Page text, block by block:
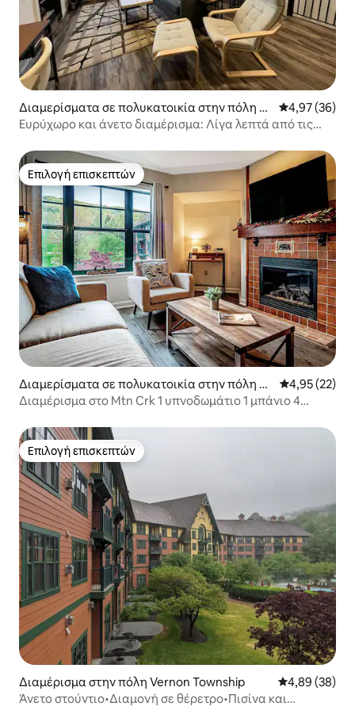
Διαμερίσματα σε πολυκατοικία στην πόλη V
ernon Township
Μέση
4,97 (36)
Ευρύχωρο και άνετο διαμέρισμα: Λίγα λεπτά από τις
Επιλογή επισκεπτών
Επιλογή επισκεπτών
Διαμερίσματα σε πολυκατοικία στην πόλη Ve
rnon Township
Μέση
4,95 (22)
Διαμέρισμα στο Mtn Crk 1 υπνοδωμάτιο 1 μπάνιο 4
Επιλογή επισκεπτών
Επιλογή επισκεπτών
Διαμέρισμα στην πόλη Vernon Township Μέση
4,89 (38)
Άνετο στούντιο•Διαμονή σε θέρετρο•Πισίνα και